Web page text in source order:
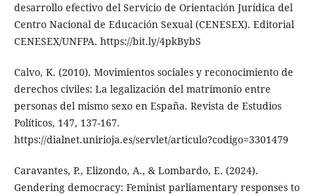
desarrollo efectivo del Servicio de Orientación Jurídica del
Centro Nacional de Educación Sexual (CENESEX). Editorial
CENESEX/UNFPA. https://bit.ly/4pkBybS
Calvo, K. (2010). Movimientos sociales y reconocimiento de
derechos civiles: La legalización del matrimonio entre
personas del mismo sexo en España. Revista de Estudios
Políticos, 147, 137-167.
https://dialnet.unirioja.es/servlet/articulo?codigo=3301479
Caravantes, P., Elizondo, A., & Lombardo, E. (2024).
Gendering democracy: Feminist parliamentary responses to